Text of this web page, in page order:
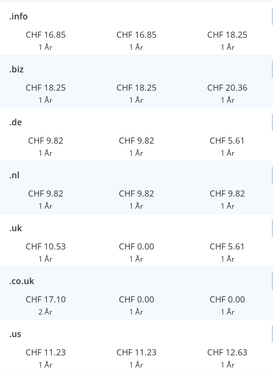
.info
CHF 16.85
1 År
CHF 16.85
1 År
CHF 18.25
1 År
.biz
CHF 18.25
1 År
CHF 18.25
1 År
CHF 20.36
1 År
.de
CHF 9.82
1 År
CHF 9.82
1 År
CHF 5.61
1 År
.nl
CHF 9.82
1 År
CHF 9.82
1 År
CHF 9.82
1 År
.uk
CHF 10.53
1 År
CHF 0.00
1 År
CHF 5.61
1 År
.co.uk
CHF 17.10
2 År
CHF 0.00
1 År
CHF 0.00
1 År
.us
CHF 11.23
1 År
CHF 11.23
1 År
CHF 12.63
1 År